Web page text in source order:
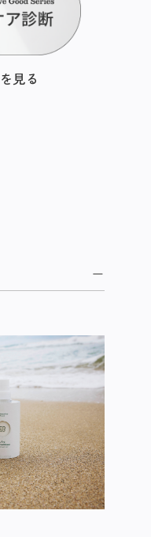
見る